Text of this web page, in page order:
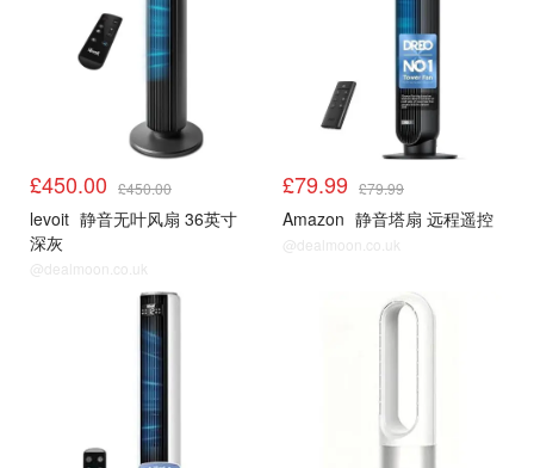
£450.00 £450.00
levoit 静音无叶风扇 36英寸
深灰
@dealmoon.co.uk
£79.99 £79.99
Amazon 静音塔扇 远程遥控
@dealmoon.co.uk